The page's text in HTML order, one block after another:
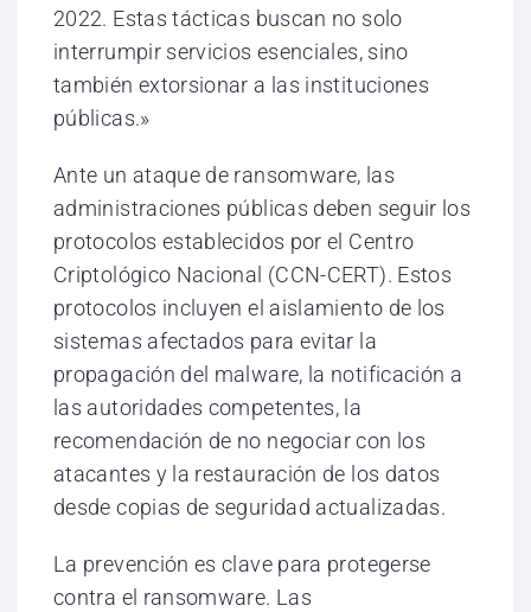
2022. Estas tácticas buscan no solo
interrumpir servicios esenciales, sino
también extorsionar a las instituciones
públicas.»
Ante un ataque de ransomware, las
administraciones públicas deben seguir los
protocolos establecidos por el Centro
Criptológico Nacional (CCN-CERT). Estos
protocolos incluyen el aislamiento de los
sistemas afectados para evitar la
propagación del malware, la notificación a
las autoridades competentes, la
recomendación de no negociar con los
atacantes y la restauración de los datos
desde copias de seguridad actualizadas.
La prevención es clave para protegerse
contra el ransomware. Las